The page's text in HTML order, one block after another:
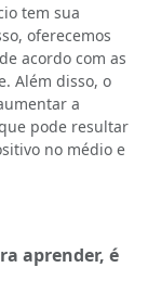
tem sua
oferecemos
acordo com as
Além disso, o
a
pode resultar
no médio e
aprender, é